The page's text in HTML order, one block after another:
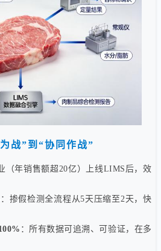
战”到“协同作战”
（年销售额超20亿）上线LIMS后，效
：掺假检测全流程从5天压缩至2天，快
：所有数据可追溯、可验证，在多